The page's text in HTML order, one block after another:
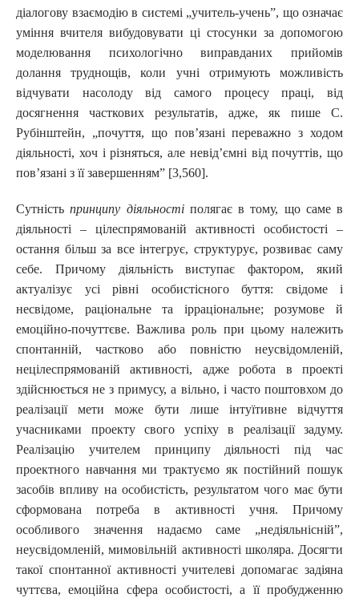
діалогову взаємодію в системі „учитель-учень”, що означає
уміння вчителя вибудовувати ці стосунки за допомогою
моделювання психологічно виправданих прийомів
долання труднощів, коли учні отримують можливість
відчувати насолоду від самого процесу праці, від
досягнення часткових результатів, адже, як пише С.
Рубінштейн, „почуття, що пов’язані переважно з ходом
діяльності, хоч і різняться, але невід’ємні від почуттів, що
пов’язані з її завершенням” [3,560].
Сутністьпринципу діяльностіполягає в тому, що саме в
діяльності – цілеспрямованій активності особистості –
остання більш за все інтегрує, структурує, розвиває саму
себе. Причому діяльність виступає фактором, який
актуалізує усі рівні особистісного буття: свідоме і
несвідоме, раціональне та ірраціональне; розумове й
емоційно-почуттєве. Важлива роль при цьому належить
спонтанній, частково або повністю неусвідомленій,
нецілеспрямованій активності, адже робота в проекті
здійснюється не з примусу, а вільно, і часто поштовхом до
реалізації мети може бути лише інтуїтивне відчуття
учасниками проекту свого успіху в реалізації задуму.
Реалізацію учителем принципу діяльності під час
проектного навчання ми трактуємо як постійний пошук
засобів впливу на особистість, результатом чого має бути
cформована потреба в активності учня. Причому
особливого значення надаємо саме „недіяльнісній”,
неусвідомленій, мимовільній активності школяра. Досягти
такої спонтанної активності учителеві допомагає задіяна
чуттєва, емоційна сфера особистості, а її пробудженню